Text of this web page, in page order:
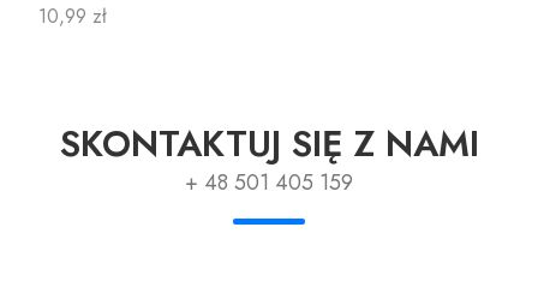
Cena
10,99 zł
SKONTAKTUJ SIĘ Z NAMI
+ 48 501 405 159